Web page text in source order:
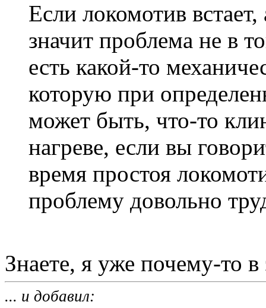
Если локомотив
значит проблема не в
есть какой-то
которую при
может быть, что-то
нагреве, если вы
время простоя
проблему довольно
Знаете, я уже почему-то
... и добавил: